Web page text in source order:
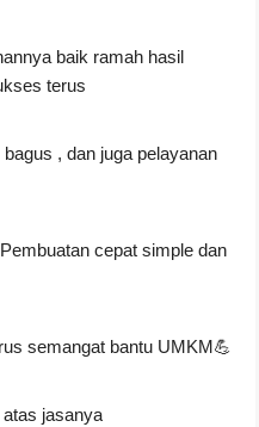
baik ramah hasil
terus
bagus , dan juga pelayanan
cepat simple dan
semangat bantu UMKM💪
jasanya